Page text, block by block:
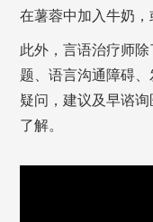
在薯蓉中加入牛奶，
此外，言语治疗师
题、语言沟通障碍
疑问，建议及早谘
了解。